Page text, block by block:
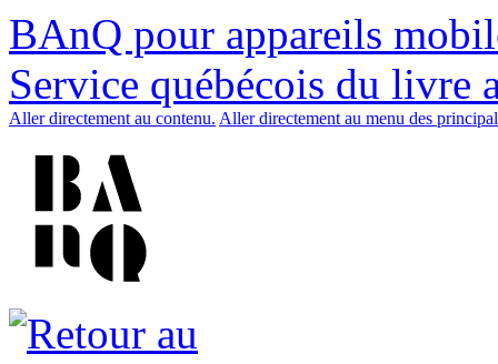
BAnQ pour appareils
Service québécois du livre
Aller directement au contenu. Aller directement au menu des